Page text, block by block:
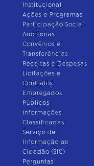
Institucional
Ações e Programas
Participação Social
Auditorias
Convênios e
Transferências
Receitas e Despesas
Licitações e
Contratos
Empregados
Públicos
Informações
Classificadas
Serviço de
Informação ao
Cidadão (SIC)
Perguntas